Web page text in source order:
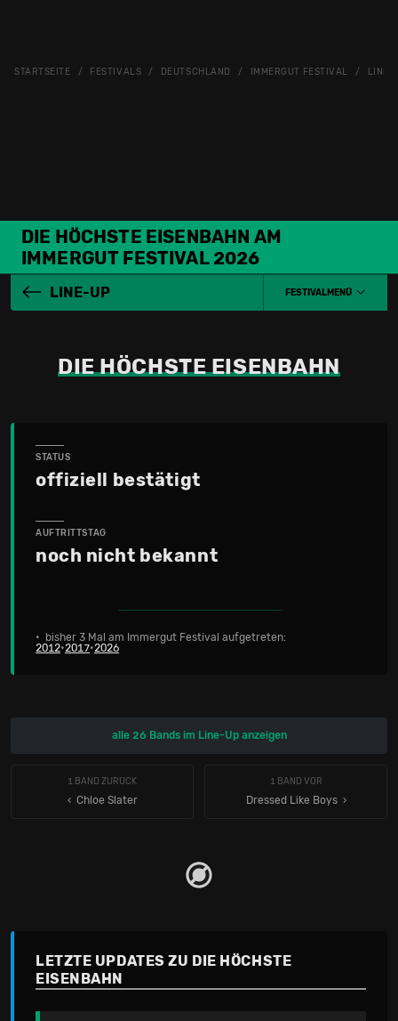
STARTSEITE FESTIVALS DEUTSCHLAND IMMERGUT FESTIVAL LINE-
DIE HÖCHSTE EISENBAHN AM
IMMERGUT FESTIVAL 2026
LINE-UP FESTIVALMENÜ
DIE HÖCHSTE EISENBAHN
STATUS
offiziell bestätigt
AUFTRITTSTAG
noch nicht bekannt
• bisher 3 Mal am Immergut Festival aufgetreten:
2012•2017•2026
alle 26 Bands im Line-Up anzeigen
1 BAND ZURÜCK
‹ Chloe Slater
1 BAND VOR
Dressed Like Boys
LETZTE UPDATES ZU DIE HÖCHSTE
EISENBAHN